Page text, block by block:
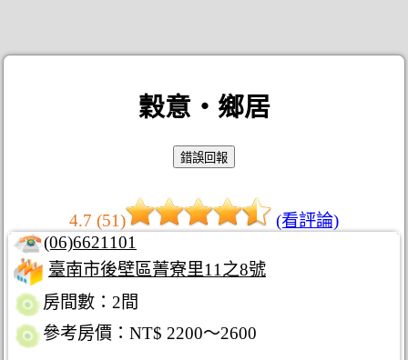
穀意‧鄉居
4.7 (51)
(看評論)
(06)6621101
臺南市後壁區菁寮里11之8號
房間數：2間
參考房價：NT$ 2200～2600